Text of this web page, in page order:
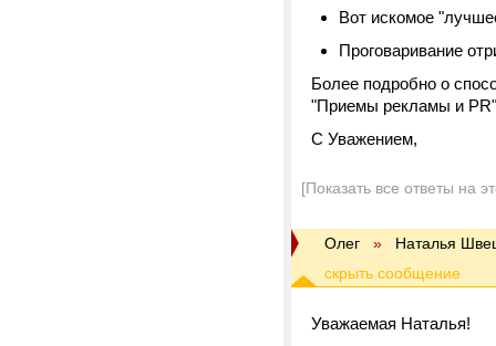
Вот искомое
Проговаривание
Более подробно о
"Приемы рекламы и
С Уважением,
[Показать все ответы на
Олег » Наталья
Уважаемая Наталья!